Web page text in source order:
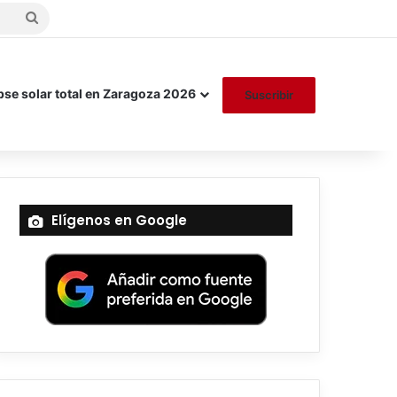
Buscar
solar total en Zaragoza 2026 Suscribir
Elígenos en Google